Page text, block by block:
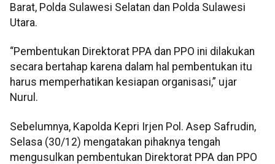
Barat, Polda Sulawesi Selatan dan Polda Sulawesi
Utara.
“Pembentukan Direktorat PPA dan PPO ini dilakukan
secara bertahap karena dalam hal pembentukan itu
harus memperhatikan kesiapan organisasi,” ujar
Nurul.
Sebelumnya, Kapolda Kepri Irjen Pol. Asep Safrudin,
Selasa (30/12) mengatakan pihaknya tengah
mengusulkan pembentukan Direktorat PPA dan PPO